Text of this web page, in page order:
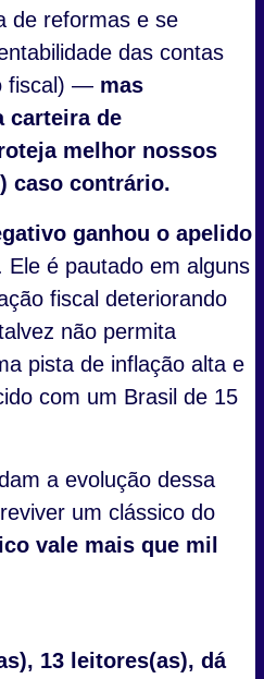
de reformas e se
das contas
fiscal) — mas
carteira de
melhor nossos
caso contrário.
ganhou o apelido
Ele é pautado em alguns
fiscal deteriorando
não permita
pista de inflação alta e
com um Brasil de 15
a evolução dessa
um clássico do
vale mais que mil
13 leitores(as), dá